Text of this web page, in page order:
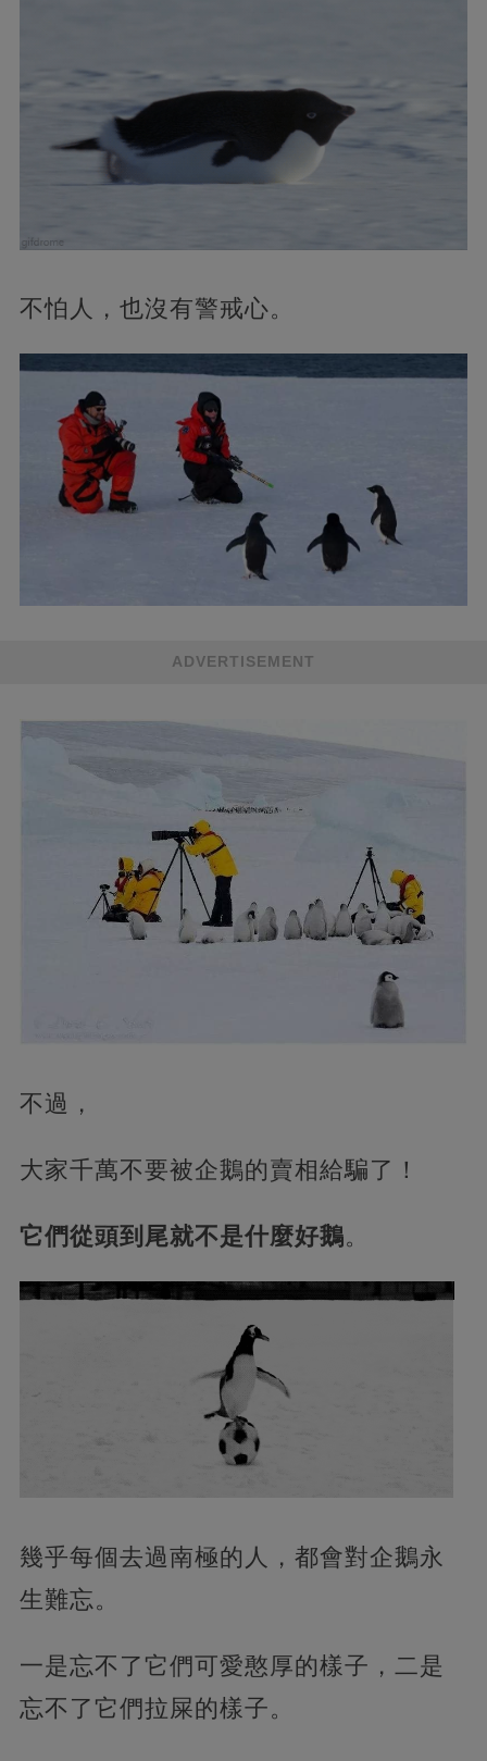
不怕人，也沒有警戒心。
ADVERTISEMENT
不過，
大家千萬不要被企鵝的賣相給騙了！
它們從頭到尾就不是什麼好鵝。
幾乎每個去過南極的人，都會對企鵝永
生難忘。
一是忘不了它們可愛憨厚的樣子，二是
忘不了它們拉屎的樣子。